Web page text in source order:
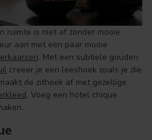
ruimte is niet af zonder mooie
aan met een paar mooie
. Met een subtiele gouden
creëer je een leeshoek zoals je die
de zithoek af met gezellige
. Voeg een hotel chique